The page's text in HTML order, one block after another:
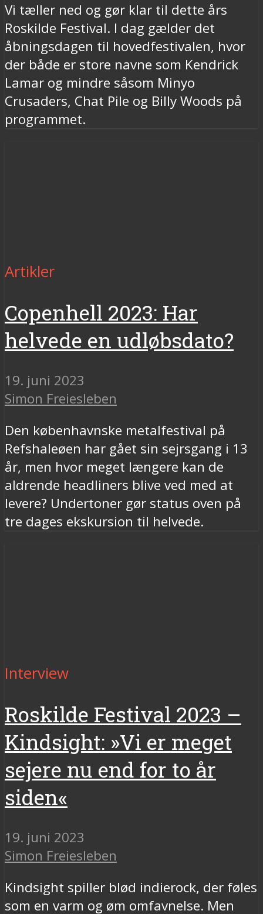
Vi tæller ned og gør klar til dette års
Roskilde Festival. I dag gælder det
åbningsdagen til hovedfestivalen, hvor
der både er store navne som Kendrick
Lamar og mindre såsom Minyo
Crusaders, Chat Pile og Billy Woods på
programmet.
Artikler
Copenhell 2023: Har
helvede en udløbsdato?
19. juni 2023
Simon Freiesleben
Den københavnske metalfestival på
Refshaleøen har gået sin sejrsgang i 13
år, men hvor meget længere kan de
aldrende headliners blive ved med at
levere? Undertoner gør status oven på
tre dages ekskursion til helvede.
Interview
Roskilde Festival 2023 –
Kindsight: »Vi er meget
sejere nu end for to år
siden«
19. juni 2023
Simon Freiesleben
Kindsight spiller blød indierock, der føles
som en varm og øm omfavnelse. Men